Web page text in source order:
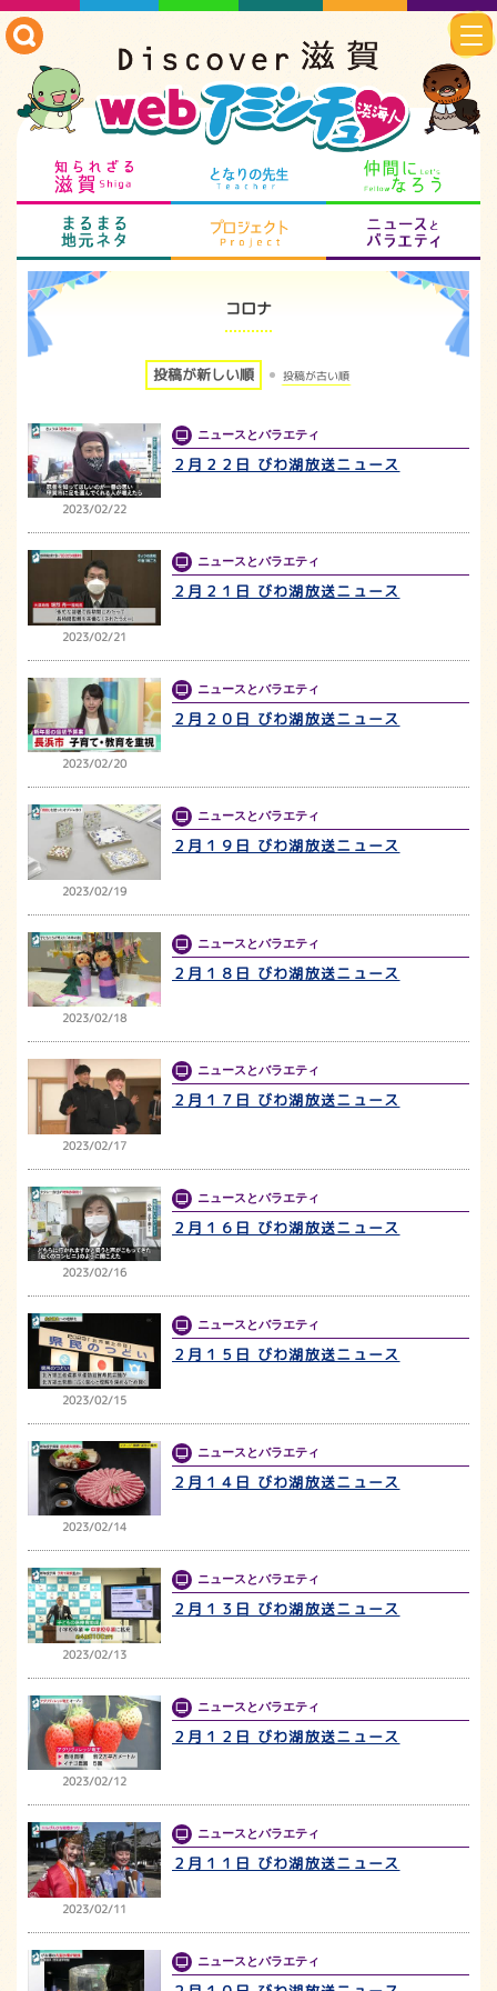
知られざる滋賀 となりの先生
まるまる地元ネタ プロジェクト
コロナ
投稿が新しい順 投稿が古い順
2023/02/22
ニュースとバラエティ
２月２２日 びわ湖放送ニュース
2023/02/21
ニュースとバラエティ
２月２１日 びわ湖放送ニュース
2023/02/20
ニュースとバラエティ
２月２０日 びわ湖放送ニュース
2023/02/19
ニュースとバラエティ
２月１９日 びわ湖放送ニュース
2023/02/18
ニュースとバラエティ
２月１８日 びわ湖放送ニュース
2023/02/17
ニュースとバラエティ
２月１７日 びわ湖放送ニュース
2023/02/16
ニュースとバラエティ
２月１６日 びわ湖放送ニュース
2023/02/15
ニュースとバラエティ
２月１５日 びわ湖放送ニュース
2023/02/14
ニュースとバラエティ
２月１４日 びわ湖放送ニュース
2023/02/13
ニュースとバラエティ
２月１３日 びわ湖放送ニュース
2023/02/12
ニュースとバラエティ
２月１２日 びわ湖放送ニュース
2023/02/11
ニュースとバラエティ
２月１１日 びわ湖放送ニュース
ニュースとバラエティ